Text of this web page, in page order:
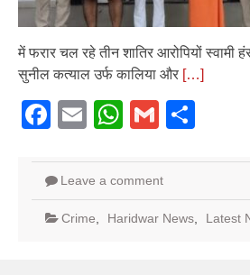
में फरार चल रहे तीन शातिर आरोपियों स्वामी
सुनील कत्याल उर्फ कालिया और […]
Facebook
EmailWhatsApp
Gmail
Leave a comment
Crime Haridwar News Latest